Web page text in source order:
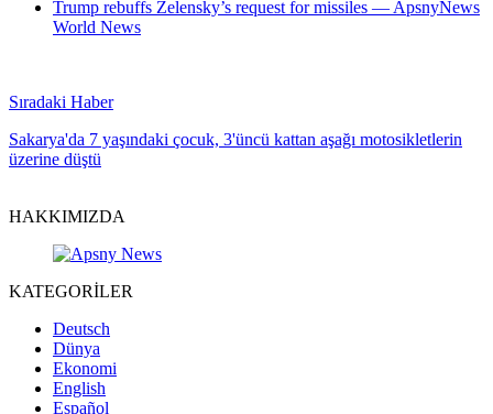
Trump rebuffs Zelensky’s request for missiles — ApsnyNews
World News
Sıradaki Haber
Sakarya'da 7 yaşındaki çocuk, 3'üncü kattan aşağı motosikletlerin
üzerine düştü
HAKKIMIZDA
KATEGORİLER
Deutsch
Dünya
Ekonomi
English
Español